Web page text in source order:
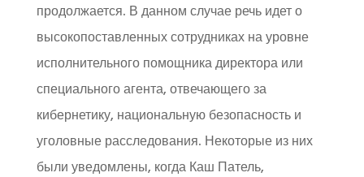
продолжается. В данном случае речь идет о
высокопоставленных сотрудниках на уровне
исполнительного помощника директора или
специального агента, отвечающего за
кибернетику, национальную безопасность и
уголовные расследования. Некоторые из них
были уведомлены, когда Каш Патель,